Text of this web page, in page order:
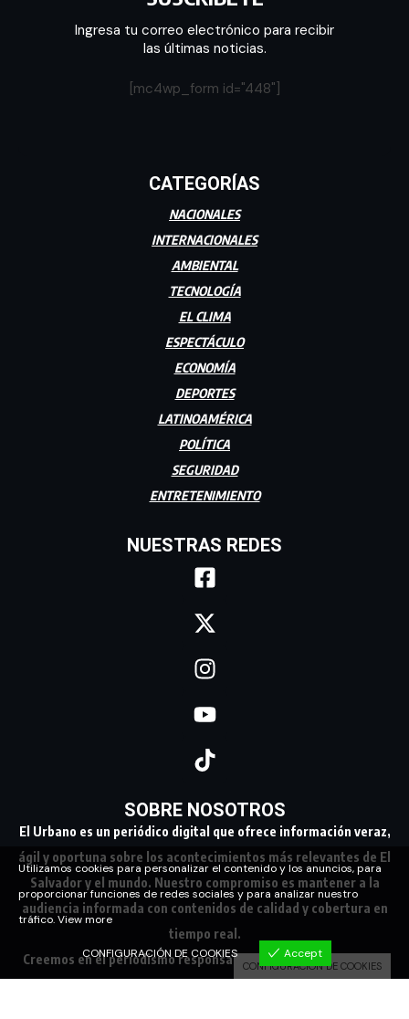
Ingresa tu correo electrónico para recibir
las últimas noticias.
[mc4wp_form id="448"]
CATEGORÍAS
NACIONALES
INTERNACIONALES
AMBIENTAL
TECNOLOGÍA
EL CLIMA
ESPECTÁCULO
ECONOMÍA
DEPORTES
LATINOAMÉRICA
POLÍTICA
SEGURIDAD
ENTRETENIMIENTO
NUESTRAS REDES
SOBRE NOSOTROS
El Urbano es un periódico digital que ofrece información veraz,
ágil y oportuna sobre los acontecimientos más relevantes de El
Salvador y el mundo. Nuestro compromiso es mantener a la
audiencia informada con contenidos de calidad y cobertura en
tiempo real.
Creemos en el periodismo responsable, conectando a nuestra
Utilizamos cookies para personalizar el contenido y los anuncios, para
proporcionar funciones de redes sociales y para analizar nuestro
tráfico.View more
CONFIGURACIÓN DE COOKIES Accept
CONFIGURACIÓN DE COOKIES